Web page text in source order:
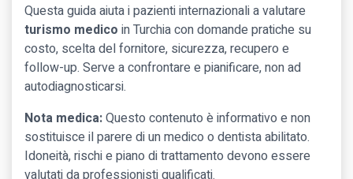
Questa guida aiuta i pazienti internazionali a valutare
turismo medico in Turchia con domande pratiche su
costo, scelta del fornitore, sicurezza, recupero e
follow-up. Serve a confrontare e pianificare, non ad
autodiagnosticarsi.
Nota medica:Questo contenuto è informativo e non
sostituisce il parere di un medico o dentista abilitato.
Idoneità, rischi e piano di trattamento devono essere
valutati da professionisti qualificati.